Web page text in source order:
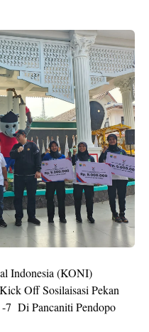
Indonesia (KONI)
Off Sosilaisasi Pekan
7 Di Pancaniti Pendopo